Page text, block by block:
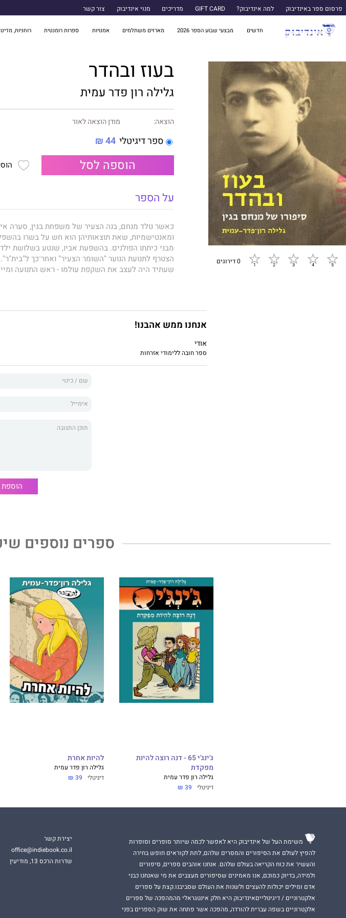
פרסום ספר באינדיבוק למה אינדיבוק? GIFT CARD מדריכים מנוי אינדיבוק צור קשר
חדשים מבצעי שבוע הספר 2026 מארזים משתלמים אמנויות ספרות רומנטית רוחניות,
0 דירוגים
בעוז ובהדר
גלילה רון פדר עמית
הוצאה: מודן הוצאה לאור
ספר דיגיטלי 44 ₪
הוספה לסל
על הספר
כאשר נולד מנחם, בנה הצעיר של משפחת בגין, סערה
ומאנטישמיות, שאת תוצאותיהן הוא חש על בשרו
מבני כיתתו הפולנים. בהשפעת אביו, שנטע בשלושת
הצטרף לתנועת הנוער "השומר הצעיר" ואחר־כך ל"בית"ר".
שעתיד היה לעצב את השקפת עולמו - ראש התנועה
הבוערת. נדודים, תלאות וגיוס כמעט בלתי אפשרי לצבא
בו אביו.רק מעטים, ואפילו לא בנו הבכור, ידעו
והלא־מתבלטת של הרב המזוקן ישראל ססובר או המשפטן
למנהיג כריזמטי שיסחף אחריו את ההמונים, יתמנה
ישראל להסכם שלום היסטורי עם מצרים. בעוז ובהדר
עלילתי. זהו סיפור חייו המרתק של בגין - אידיאליסט
או ביקש לעצמו זכויות יתר, ולא פחות מכך, זהו סיפור
אנחנו ממש אהבנו!
אודי
ספר חובה ללימודי אזרחות
ספרים נוספים
ג'ינג'י 65 - דנה רוצה להיות
מפקדת
גלילה רון פדר עמית
דיגיטלי 39 ₪
להיות אחרת
גלילה רון פדר עמית
דיגיטלי 39 ₪
משימת העל של אינדיבוק היא לאפשר לכמה שיותר סופרים וסופרות
להפיץ לעולם את הסיפורים והמסרים שלהם, לתת לקוראים חופש בחירה
והעשיר את כוח הקריאה בעולם שלהם. אנחנו אוהבים ספרים, סיפורים
ולמידה, בדיוק כמוכם, אנו מאמינים שסיפורים מעצבים את מי שאנחנו כבני
אדם ומילים יכולות להעצים ולשנות את העולם שסביבנו.קצת על ספרים
אלקטרוניים / דיגיטלייםאינדיבוק היא חלק אינטגראלי מהמהפכה של ספרים
אלקטרוניים בשפה עברית להורדה, מהפכה אשר פתחה את שוק הספרים בפני
יצירת קשר
office@indiebook.co.il
שדרות הרכס 13, מודיעין